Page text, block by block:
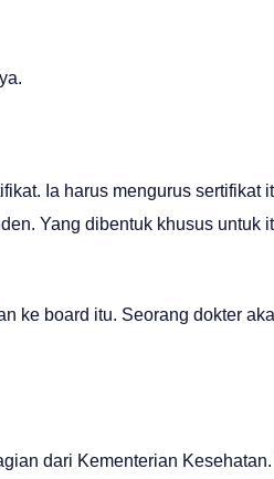
Ia harus mengurus sertifikat
Yang dibentuk khusus untuk
ke board itu. Seorang dokter
dari Kementerian